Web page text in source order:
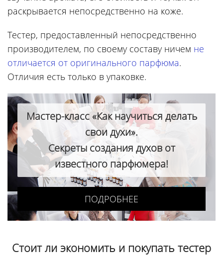
раскрывается непосредственно на коже.
Тестер, предоставленный непосредственно
производителем, по своему составу ничем не
отличается от оригинального парфюма.
Отличия есть только в упаковке.
Мастер-класс «Как научиться делать
свои духи».
Секреты создания духов от
известного парфюмера!
ПОДРОБНЕЕ
Стоит ли экономить и покупать тестер